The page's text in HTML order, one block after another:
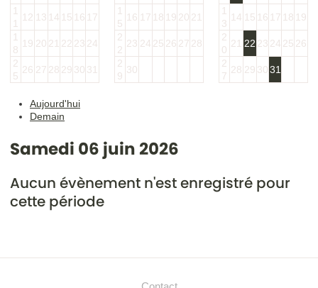
1
1
12 13 14 15 16 17
1
8
19 20 21 22 23 24
2
5
26 27 28 29 30 31
1
5
16 17 18 19 20 21
2
2
23 24 25 26 27 28
2
9
30
1
3
14 15 16 17 18 19
2
0
21 22 23 24 25 26
2
7
28 29 3031
Aujourd'hui
Demain
Samedi 06 juin 2026
Aucun évènement n'est enregistré pour
cette période